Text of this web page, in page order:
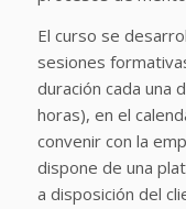
El curso se
sesiones
duración cada una
horas), en el
convenir con la
dispone de una
a disposición del